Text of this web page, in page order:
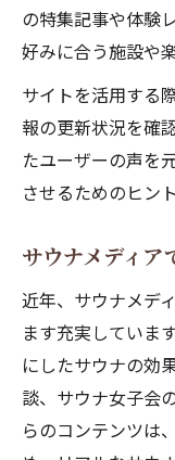
の特集記事や体験
好みに合う施設や
サイトを活用する
報の更新状況を確
たユーザーの声を
させるためのヒン
サウナメディア
近年、サウナメデ
ます充実していま
にしたサウナの効
談、サウナ女子会
らのコンテンツは